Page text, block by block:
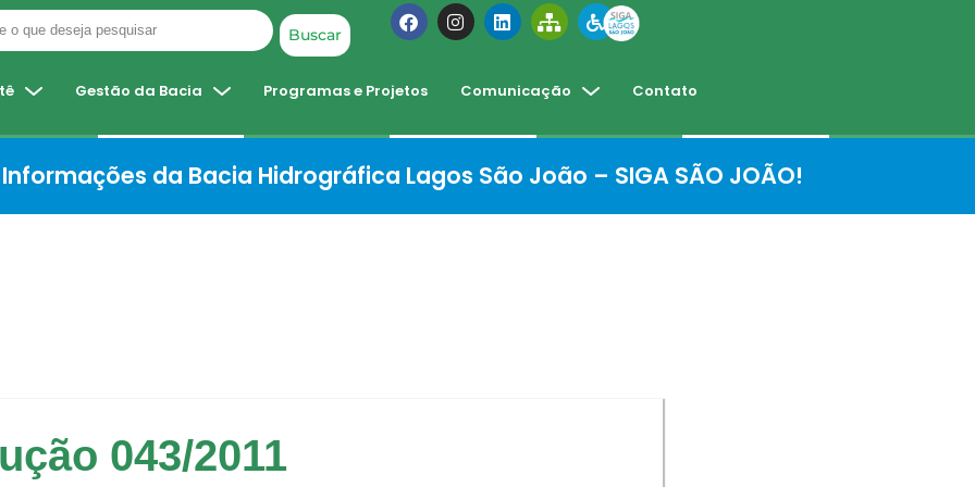
Buscar
Gestão da Bacia Programas e Projetos Comunicação Contato
da Bacia Hidrográfica Lagos São João – SIGA SÃO JOÃO!
043/2011